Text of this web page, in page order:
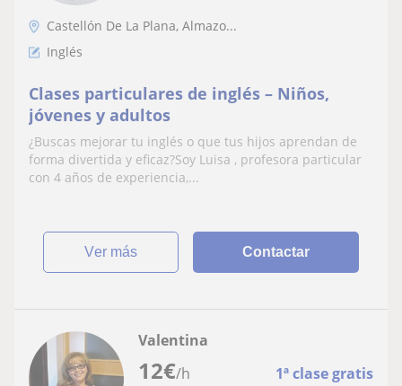
Castellón De La Plana, Almazo...
Inglés
Clases particulares de inglés – Niños,
jóvenes y adultos
¿Buscas mejorar tu inglés o que tus hijos aprendan de
forma divertida y eficaz?Soy Luisa , profesora particular
con 4 años de experiencia,...
ver más Contactar
12€/h 1ª clase gratis
Valentina